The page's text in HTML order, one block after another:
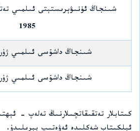
شىنجاڭ ئۇنىۋېرىستېتى ئىلمىي
1985
شىنجاڭ داشۆسى ئىلمىي
شىنجاڭ داشۆسى ئىلمىي
كىتابلار تەتقىقاتچىلارنىڭ تەلەپ -